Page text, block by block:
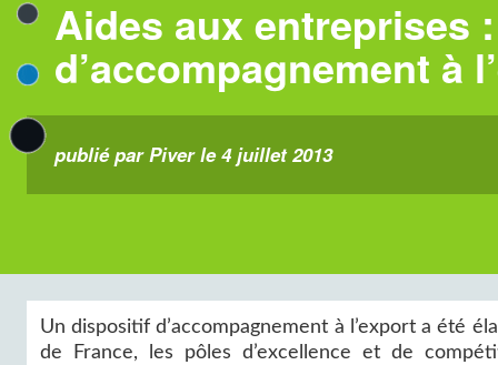
Aides aux entreprises
d’accompagnement à
publié par Piver le 4 juillet 2013
Un dispositif d’accompagnement à l’export a été
de France, les pôles d’excellence et de